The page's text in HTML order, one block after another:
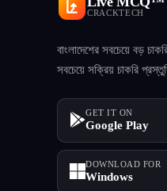
CRACKTECH
বাংলাদেশের সবচেয়ে বড়
সবচেয়ে সক্রিয় চাকরি
GET IT ON
Google Play
DOWNLOAD FOR
Windows